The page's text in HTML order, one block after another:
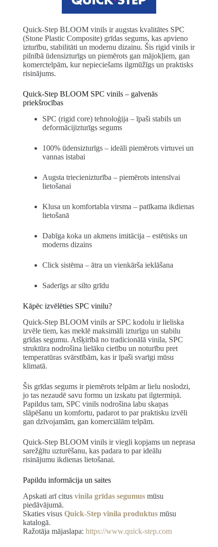
Quick-Step BLOOM vinils ir augstas kvalitātes SPC
(Stone Plastic Composite) grīdas segums, kas apvieno
izturību, stabilitāti un modernu dizainu. Šis rigid vinils ir
pilnībā ūdensizturīgs un piemērots gan mājokļiem, gan
komerctelpām, kur nepieciešams ilgmūžīgs un praktisks
risinājums.
Quick-Step BLOOM SPC vinils – galvenās
priekšrocības
SPC (rigid core) tehnoloģija – īpaši stabils un
deformācijizturīgs segums
100% ūdensizturīgs – ideāli piemērots virtuvei un
vannas istabai
Augsta triecienizturība – piemērots intensīvai
lietošanai
Klusa un komfortabla virsma – patīkama ikdienas
lietošanā
Dabīga koka un akmens imitācija – estētisks un
moderns dizains
Click sistēma – ātra un vienkārša ieklāšana
Saderīgs ar silto grīdu
Kāpēc izvēlēties SPC vinilu?
Quick-Step BLOOM vinils ar SPC kodolu ir lieliska
izvēle tiem, kas meklē maksimāli izturīgu un stabilu
grīdas segumu. Atšķirībā no tradicionālā vinila, SPC
struktūra nodrošina lielāku cietību un noturību pret
temperatūras svārstībām, kas ir īpaši svarīgi mūsu
klimatā.
Šis grīdas segums ir piemērots telpām ar lielu noslodzi,
jo tas nezaudē savu formu un izskatu pat ilgtermiņā.
Papildus tam, SPC vinils nodrošina labu skaņas
slāpēšanu un komfortu, padarot to par praktisku izvēli
gan dzīvojamām, gan komerciālām telpām.
Quick-Step BLOOM vinils ir viegli kopjams un neprasa
sarežģītu uzturēšanu, kas padara to par ideālu
risinājumu ikdienas lietošanai.
Papildu informācija un saites
Apskati arī citus vinila grīdas segumusmūsu
piedāvājumā.
Skaties visus Quick-Step vinila produktusmūsu
katalogā.
Ražotāja mājaslapa: https://www.quick-step.com